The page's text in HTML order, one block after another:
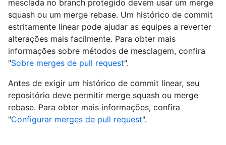
mesclada no branch protegido devem usar um merge
squash ou um merge rebase. Um histórico de commit
estritamente linear pode ajudar as equipes a reverter
alterações mais facilmente. Para obter mais
informações sobre métodos de mesclagem, confira
"Sobre merges de pull request".
Antes de exigir um histórico de commit linear, seu
repositório deve permitir merge squash ou merge
rebase. Para obter mais informações, confira
"Configurar merges de pull request".